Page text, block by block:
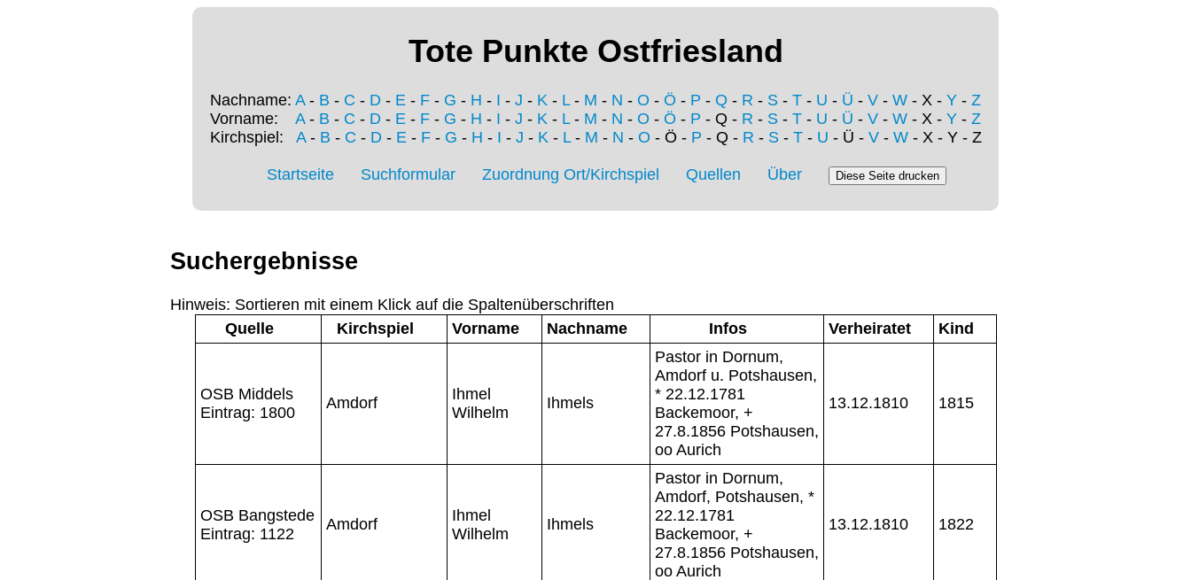
Tote Punkte Ostfriesland
Nachname: A- B - C - D - E - F - G - H - I - J - K - L- M - N - O - Ö - P - Q - R - S - T - U - Ü - V - W - X - Y - Z
Vorname: A- B - C - D - E - F - G - H - I - J - K - L- M - N - O - Ö - P - Q - R - S - T - U - Ü - V - W - X - Y - Z
Kirchspiel: A- B - C - D- E- F- G - H - I - J - K- L- M - N - O - Ö - P - Q - R - S- T- U - Ü - V- W- X - Y - Z
Startseite Suchformular Zuordnung Ort/Kirchspiel Quellen Über
Suchergebnisse
Hinweis: Sortieren mit einem Klick auf die Spaltenüberschriften
Quelle
Kirchspiel Vorname Nachname Infos Verheiratet Kind
OSB Middels
Eintrag: 1800
Amdorf
Ihmel
Wilhelm
Ihmels
Pastor in Dornum,
Amdorf u. Potshausen,
* 22.12.1781
Backemoor, +
27.8.1856 Potshausen,
oo Aurich
13.12.1810 1815
OSB Bangstede
Eintrag: 1122
Amdorf
Ihmel
Wilhelm
Ihmels
Pastor in Dornum,
Amdorf, Potshausen, *
22.12.1781
Backemoor, +
27.8.1856 Potshausen,
oo Aurich
13.12.1810 1822